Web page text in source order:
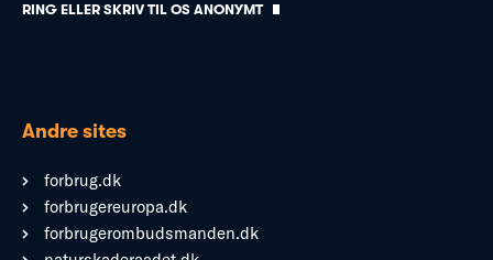
RING ELLER SKRIV TIL OS ANONYMT
Andre sites
forbrug.dk
forbrugereuropa.dk
forbrugerombudsmanden.dk